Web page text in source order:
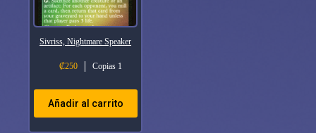
Sivriss, Nightmare Speaker
₡250 Copias 1
Añadir al carrito